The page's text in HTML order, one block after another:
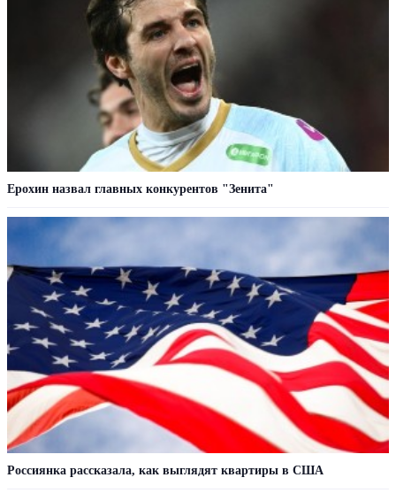
Ерохин назвал главных конкурентов "Зенита"
Россиянка рассказала, как выглядят квартиры в США